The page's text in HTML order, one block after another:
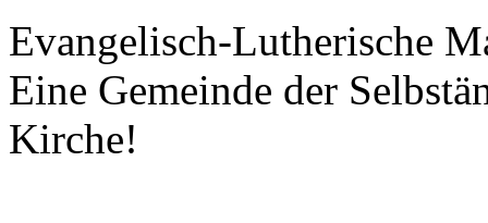
Evangelisch-Lutherische
Eine Gemeinde der
Kirche!